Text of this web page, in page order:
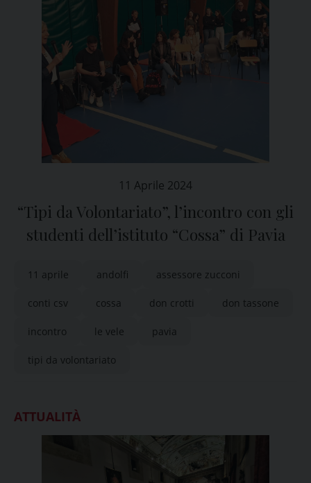
11 Aprile 2024
“Tipi da Volontariato”, l’incontro con gli
studenti dell’istituto “Cossa” di Pavia
11 aprile andolfi assessore zucconi
conti csv cossa don crotti don tassone
incontro le vele pavia
tipi da volontariato
ATTUALITÀ